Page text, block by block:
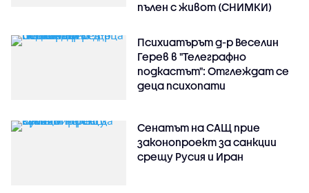
пълен с живот (СНИМКИ)
Психиатърът д-р Веселин
Герев в "Телеграфно
подкастът": Отглеждат се
деца психопати
Сенатът на САЩ прие
законопроект за санкции
срещу Русия и Иран